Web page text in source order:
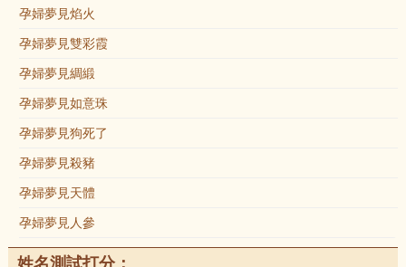
孕婦夢見焰火
孕婦夢見雙彩霞
孕婦夢見綢緞
孕婦夢見如意珠
孕婦夢見狗死了
孕婦夢見殺豬
孕婦夢見天體
孕婦夢見人參
姓名測試打分：